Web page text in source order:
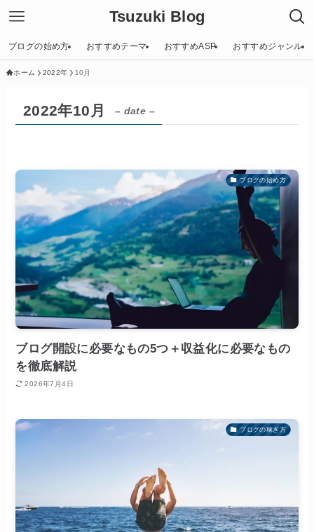
Tsuzuki Blog
ブログの始め方 おすすめテーマ おすすめASP おすすめジャンル
ホーム 2022年 10月
2022年10月 – date –
ブログの始め方
ブログ開設に必要なもの5つ＋収益化に必要なもの
を徹底解説
2026年7月4日
ブログの稼ぎ方